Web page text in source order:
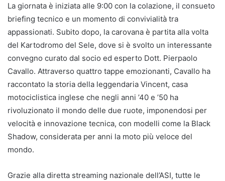
La giornata è iniziata alle 9:00 con la colazione, il consueto
briefing tecnico e un momento di convivialità tra
appassionati. Subito dopo, la carovana è partita alla volta
del Kartodromo del Sele, dove si è svolto un interessante
convegno curato dal socio ed esperto Dott. Pierpaolo
Cavallo. Attraverso quattro tappe emozionanti, Cavallo ha
raccontato la storia della leggendaria Vincent, casa
motociclistica inglese che negli anni ’40 e ’50 ha
rivoluzionato il mondo delle due ruote, imponendosi per
velocità e innovazione tecnica, con modelli come la Black
Shadow, considerata per anni la moto più veloce del
mondo.
Grazie alla diretta streaming nazionale dell’ASI, tutte le